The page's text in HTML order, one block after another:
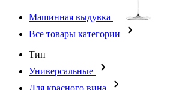
Машинная выдувка
Все товары категории
Тип
Универсальные
Для красного вина